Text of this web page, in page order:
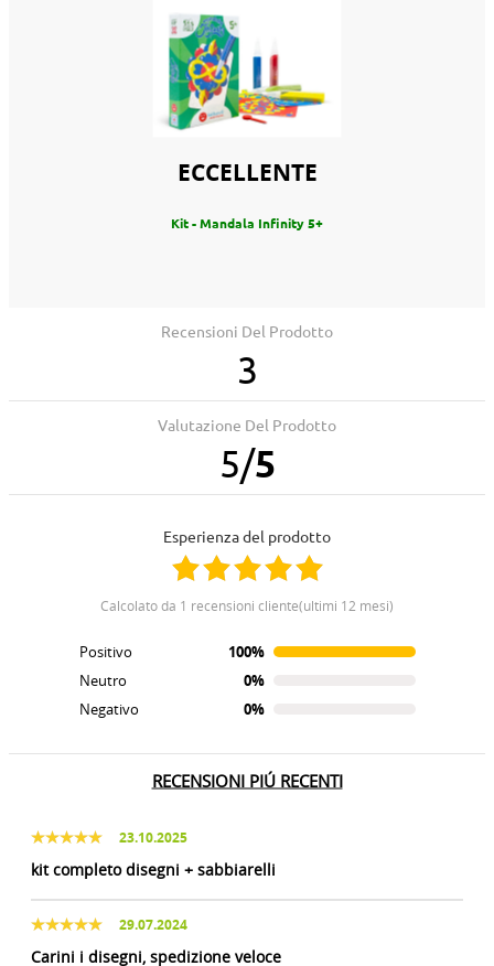
ECCELLENTE
Kit - Mandala Infinity 5+
Recensioni Del Prodotto
3
Valutazione Del Prodotto
5/5
Esperienza del prodotto
calcolato da 1 recensioni cliente(ultimi 12 mesi)
Positivo
100%
Neutro
0%
Negativo
0%
RECENSIONI PIÚ RECENTI
23.10.2025
kit completo disegni + sabbiarelli
29.07.2024
Carini i disegni, spedizione veloce